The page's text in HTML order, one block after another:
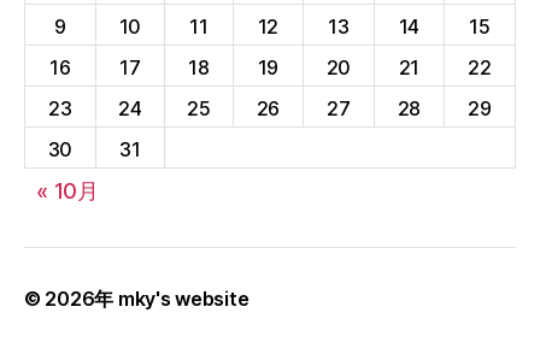
9
10 11 12 13 14
15
16
17 18 19 20 21
22
23
24 25 26 27 28
29
30
31
« 10月
© 2026年 mky's website